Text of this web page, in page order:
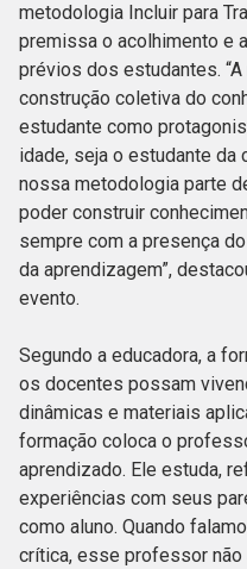
metodologia Incluir para
premissa o acolhimento e
prévios dos estudantes.
construção coletiva do
estudante como
idade, seja o estudante da
nossa metodologia parte
poder construir
sempre com a presença
da aprendizagem”,
evento.
Segundo a educadora, a
os docentes possam
dinâmicas e materiais
formação coloca o
aprendizado. Ele estuda,
experiências com seus
como aluno. Quando
crítica, esse professor